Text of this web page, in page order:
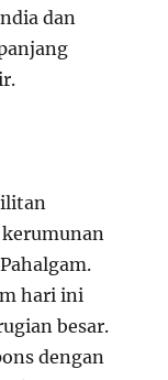
dan
hari ini
besar.
dengan